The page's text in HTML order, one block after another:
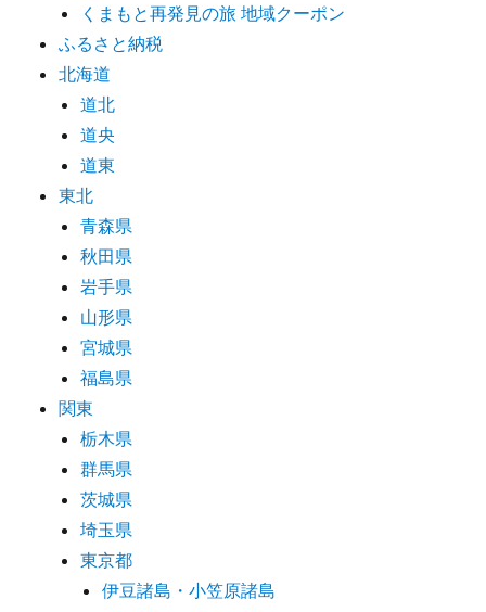
くまもと再発見の旅 地域クーポン
ふるさと納税
北海道
道北
道央
道東
東北
青森県
秋田県
岩手県
山形県
宮城県
福島県
関東
栃木県
群馬県
茨城県
埼玉県
東京都
伊豆諸島・小笠原諸島